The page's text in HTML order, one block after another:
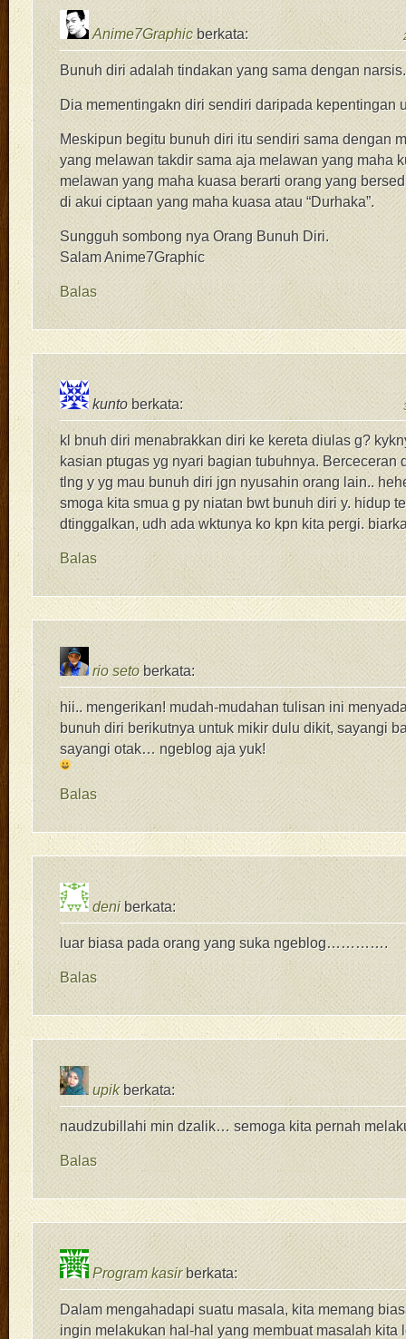
Anime7Graphic berkata:
Bunuh diri adalah tindakan yang sama dengan narsis.
Dia mementingakn diri sendiri daripada kepentingan
Meskipun begitu bunuh diri itu sendiri sama dengan
yang melawan takdir sama aja melawan yang maha
melawan yang maha kuasa berarti orang yang
di akui ciptaan yang maha kuasa atau “Durhaka”.
Sungguh sombong nya Orang Bunuh Diri.
Salam Anime7Graphic
Balas
kunto berkata:
kl bnuh diri menabrakkan diri ke kereta diulas g?
kasian ptugas yg nyari bagian tubuhnya. Berceceran
tlng y yg mau bunuh diri jgn nyusahin orang lain..
smoga kita smua g py niatan bwt bunuh diri y. hidup
dtinggalkan, udh ada wktunya ko kpn kita pergi.
Balas
rio seto berkata:
hii.. mengerikan! mudah-mudahan tulisan ini
bunuh diri berikutnya untuk mikir dulu dikit, sayangi
sayangi otak… ngeblog aja yuk!
Balas
deni berkata:
luar biasa pada orang yang suka ngeblog………….
Balas
upik berkata:
naudzubillahi min dzalik… semoga kita pernah
Balas
Program kasir berkata:
Dalam mengahadapi suatu masala, kita memang
ingin melakukan hal-hal yang membuat masalah kita